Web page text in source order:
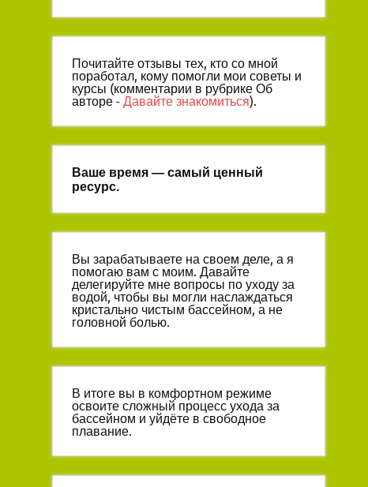
Почитайте отзывы тех, кто со мной
поработал, кому помогли мои советы и
курсы (комментарии в рубрике Об
авторе - Давайте знакомиться).
Ваше время — самый ценный
ресурс.
Вы зарабатываете на своем деле, а я
помогаю вам с моим. Давайте
делегируйте мне вопросы по уходу за
водой, чтобы вы могли наслаждаться
кристально чистым бассейном, а не
головной болью.
В итоге вы в комфортном режиме
освоите сложный процесс ухода за
бассейном и уйдёте в свободное
плавание.